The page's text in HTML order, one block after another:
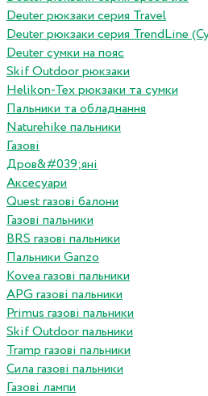
Deuter рюкзаки серия Travel
Deuter рюкзаки серия TrendLine
Deuter сумки на пояс
Skif Outdoor рюкзаки
Helikon-Tex рюкзаки та сумки
Пальники та обладнання
Naturehike пальники
Газові
Дров&#039;яні
Аксесуари
Quest газові балони
Газові пальники
BRS газові пальники
Пальники Ganzo
Kovea газові пальники
APG газові пальники
Primus газові пальники
Skif Outdoor пальники
Tramp газові пальники
Сила газові пальники
Газові лампи